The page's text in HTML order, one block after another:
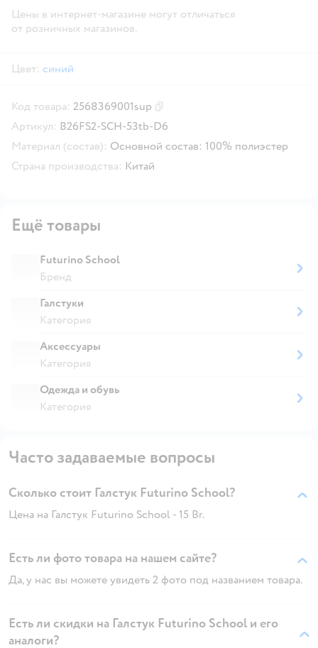
Цены в интернет-магазине могут отличаться
от розничных магазинов.
Цвет: синий
Код товара: 2568369001sup
Артикул: B26FS2-SCH-53tb-D6
Материал (состав): Основной состав: 100% полиэстер
Страна производства: Китай
Ещё товары
Futurino School
Бренд
Галстуки
Категория
Аксессуары
Категория
Одежда и обувь
Категория
Часто задаваемые вопросы
Сколько стоит Галстук Futurino School?
Цена на Галстук Futurino School - 15 Br.
Есть ли фото товара на нашем сайте?
Да, у нас вы можете увидеть 2 фото под названием товара.
Есть ли скидки на Галстук Futurino School и его
аналоги?